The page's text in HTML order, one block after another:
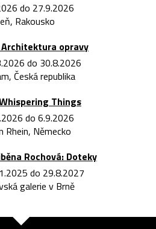
do 27.9.2026
Rakousko
opravy
do 30.8.2026
Česká republika
Things
do 6.9.2026
Rhein, Německo
Rochová: Doteky
do 29.8.2027
galerie v Brně